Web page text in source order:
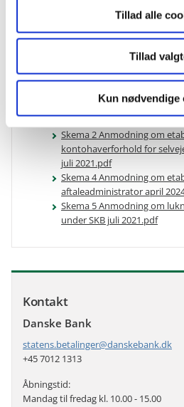
Tillad alle
Tillad
Kun nødvendige
Skemaer til etablering/
Skema 1 Anmodning om
kontohaverforhold for
2021.pdf
Skema 2 Anmodning om
kontohaverforhold for
juli 2021.pdf
Skema 4 Anmodning om
aftaleadministrator april
Skema 5 Anmodning om
under SKB juli 2021.pdf
Kontakt
Danske Bank
statens.betalinger@danskebank.dk
+45 7012 1313
Åbningstid:
Mandag til fredag kl. 10.00 - 15.00